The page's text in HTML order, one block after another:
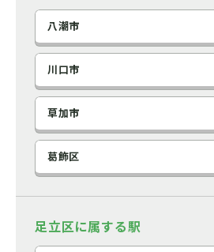
八潮市
川口市
草加市
葛飾区
足立区に属する駅